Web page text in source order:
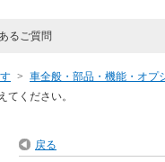
> 車全般・部品・機能・オプ
てください。
戻る